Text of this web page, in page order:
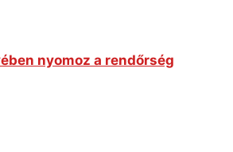
nyomoz a rendőrség